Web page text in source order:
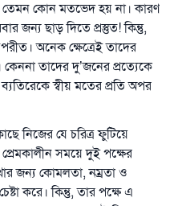
তেমন কোন মতভেদ হয় না। কারণ
জন্য ছাড় দিতে প্রস্তুত! কিন্তু,
অনেক ক্ষেত্রেই তাদের
তাদের দু’জনের প্রত্যেকে
স্বীয় মতের প্রতি অপর
নিজের যে চরিত্র ফুটিয়ে
সময়ে দুই পক্ষের
জন্য কোমলতা, নম্রতা ও
করে। কিন্তু, তার পক্ষে এ